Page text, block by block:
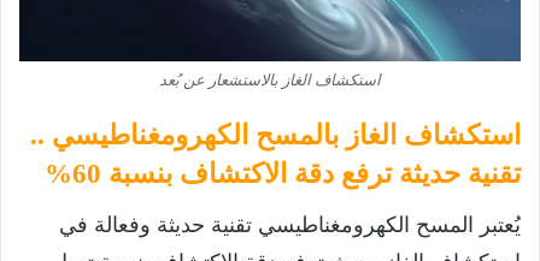
استكشاف الغاز بالاستشعار عن بُعد
استكشاف الغاز بالمسح الكهرومغناطيسي ..
تقنية حديثة ترفع دقة الاكتشاف بنسبة 60%
يُعتبر المسح الكهرومغناطيسي تقنية حديثة وفعالة في